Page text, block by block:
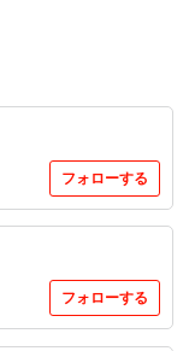
フォローする
フォローする